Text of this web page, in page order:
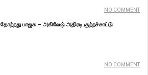
NO COMMENT
பாஜக – அகிலேஷ் அதிரடி குற்றச்சாட்டு
NO COMMENT